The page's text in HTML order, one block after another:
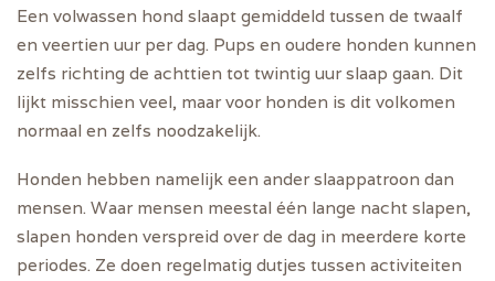
Een volwassen hond slaapt gemiddeld tussen de twaalf
en veertien uur per dag. Pups en oudere honden kunnen
zelfs richting de achttien tot twintig uur slaap gaan. Dit
lijkt misschien veel, maar voor honden is dit volkomen
normaal en zelfs noodzakelijk.
Honden hebben namelijk een ander slaappatroon dan
mensen. Waar mensen meestal één lange nacht slapen,
slapen honden verspreid over de dag in meerdere korte
periodes. Ze doen regelmatig dutjes tussen activiteiten